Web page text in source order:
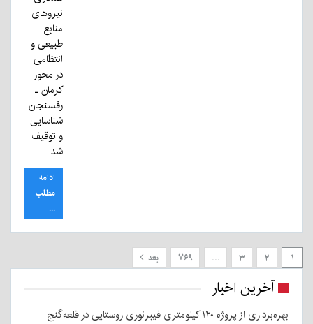
نیروهای
منابع
طبیعی و
انتظامی
در محور
کرمان ـ
رفسنجان
شناسایی
و توقیف
شد.
ادامه
مطلب
...
۱ ۲ ۳ … ۷۶۹ بعد
آخرین اخبار
بهره‌برداری از پروژه ۱۲۰ کیلومتری فیبرنوری روستایی در قلعه‌گنج